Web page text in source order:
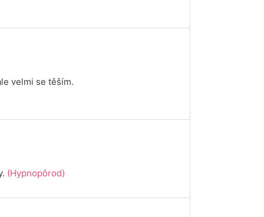
velmi se těším.
(Hypnopôrod)